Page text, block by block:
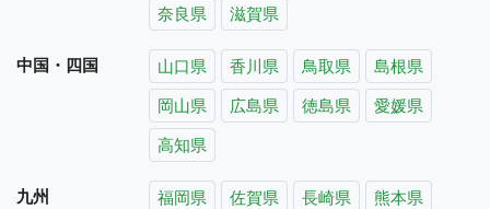
奈良県
滋賀県
中国・四国 山口県 香川県 鳥取県
島根県
岡山県
広島県 徳島県
愛媛県
高知県
九州 福岡県 佐賀県 長崎県
熊本県